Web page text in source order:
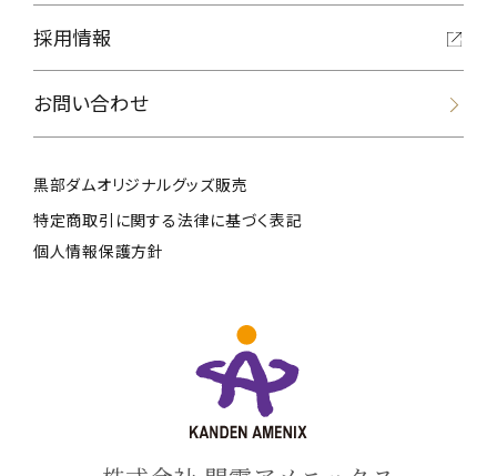
採用情報
お問い合わせ
黒部ダムオリジナルグッズ販売
特定商取引に関する法律に基づく表記
個人情報保護方針